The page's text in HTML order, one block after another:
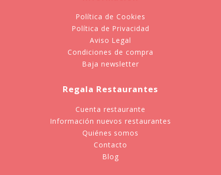
Política de Cookies
Política de Privacidad
Aviso Legal
Condiciones de compra
Baja newsletter
Regala Restaurantes
Cuenta restaurante
Información nuevos restaurantes
Quiénes somos
Contacto
Blog